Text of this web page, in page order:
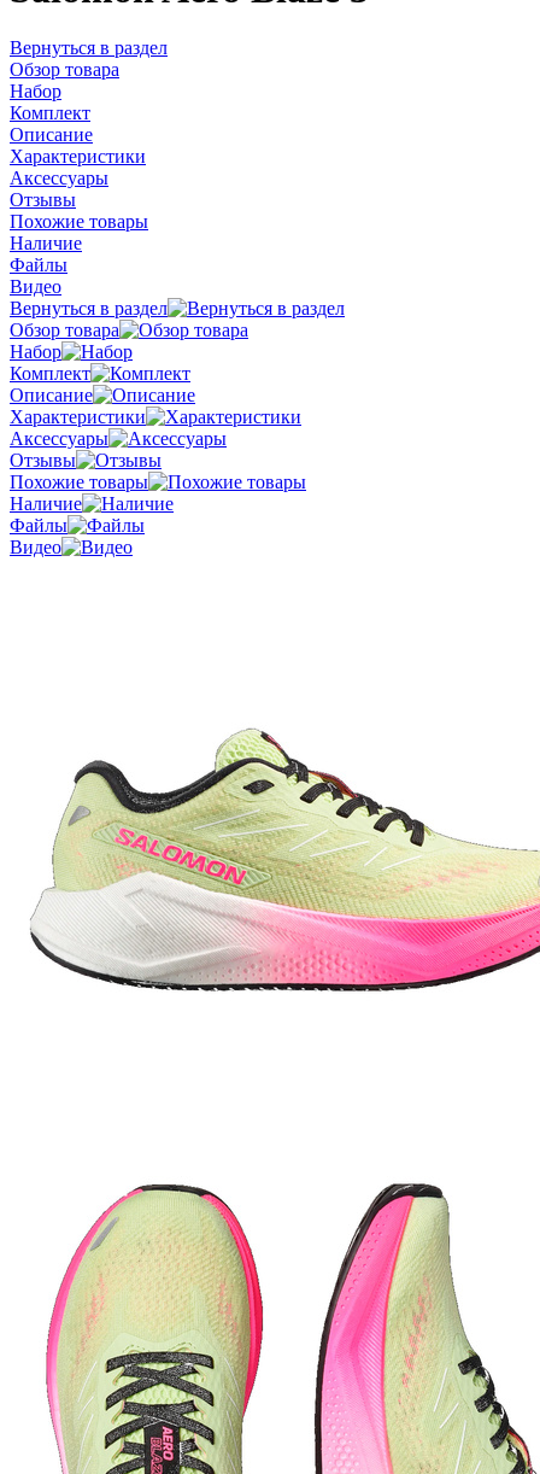
Вернуться в раздел
Обзор товара
Набор
Комплект
Описание
Характеристики
Аксессуары
Отзывы
Похожие товары
Наличие
Файлы
Видео
Вернуться в раздел
Обзор товара
Набор
Комплект
Описание
Характеристики
Аксессуары
Отзывы
Похожие товары
Наличие
Файлы
Видео